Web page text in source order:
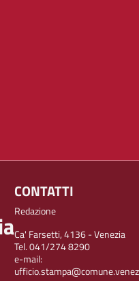
CONTATTI
Redazione
Ca' Farsetti, 4136 - Venezia
Tel. 041/274 8290
e-mail: